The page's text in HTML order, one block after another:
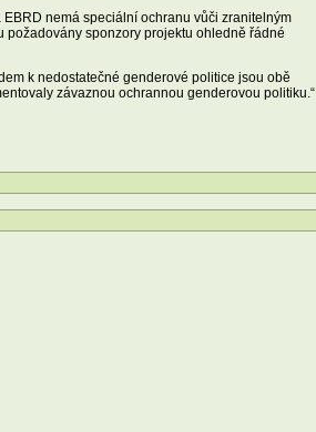
nemá speciální ochranu vůči zranitelným
požadovány sponzory projektu ohledně řádné
k nedostatečné genderové politice jsou obě
závaznou ochrannou genderovou politiku.“